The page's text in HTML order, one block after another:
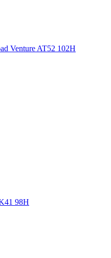
Venture AT52 102H
98H